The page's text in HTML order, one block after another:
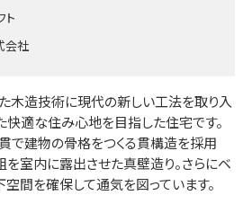
ト
社
木造技術に現代の新しい工法を取り入
快適な住み心地を目指した住宅です。
で建物の骨格をつくる貫構造を採用
を室内に露出させた真壁造り。さらにベ
間を確保して通気を図っています。